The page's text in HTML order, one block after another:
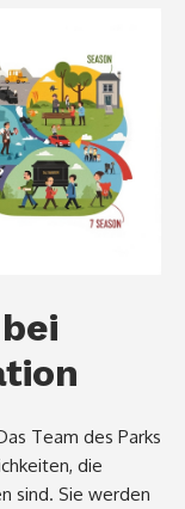
Team des Parks
die
sind. Sie werden